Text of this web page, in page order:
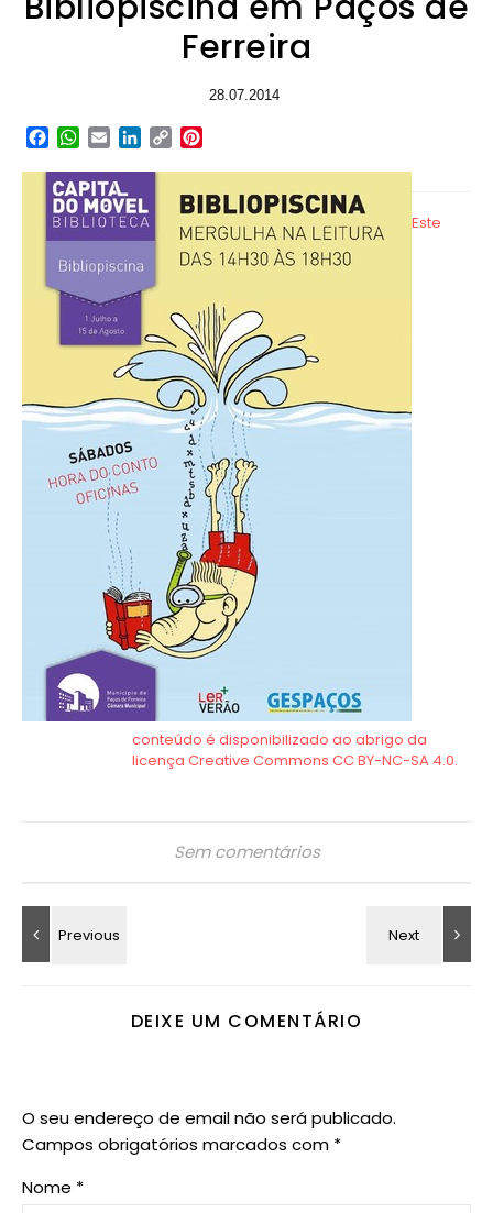
Ferreira
28.07.2014
Facebook
WhatsApp
EmailLinkedIn
Copy
Sem comentários
DEIXE UM COMENTÁRIO
O seu endereço de email não será publicado.
Campos obrigatórios marcados com *
Nome *